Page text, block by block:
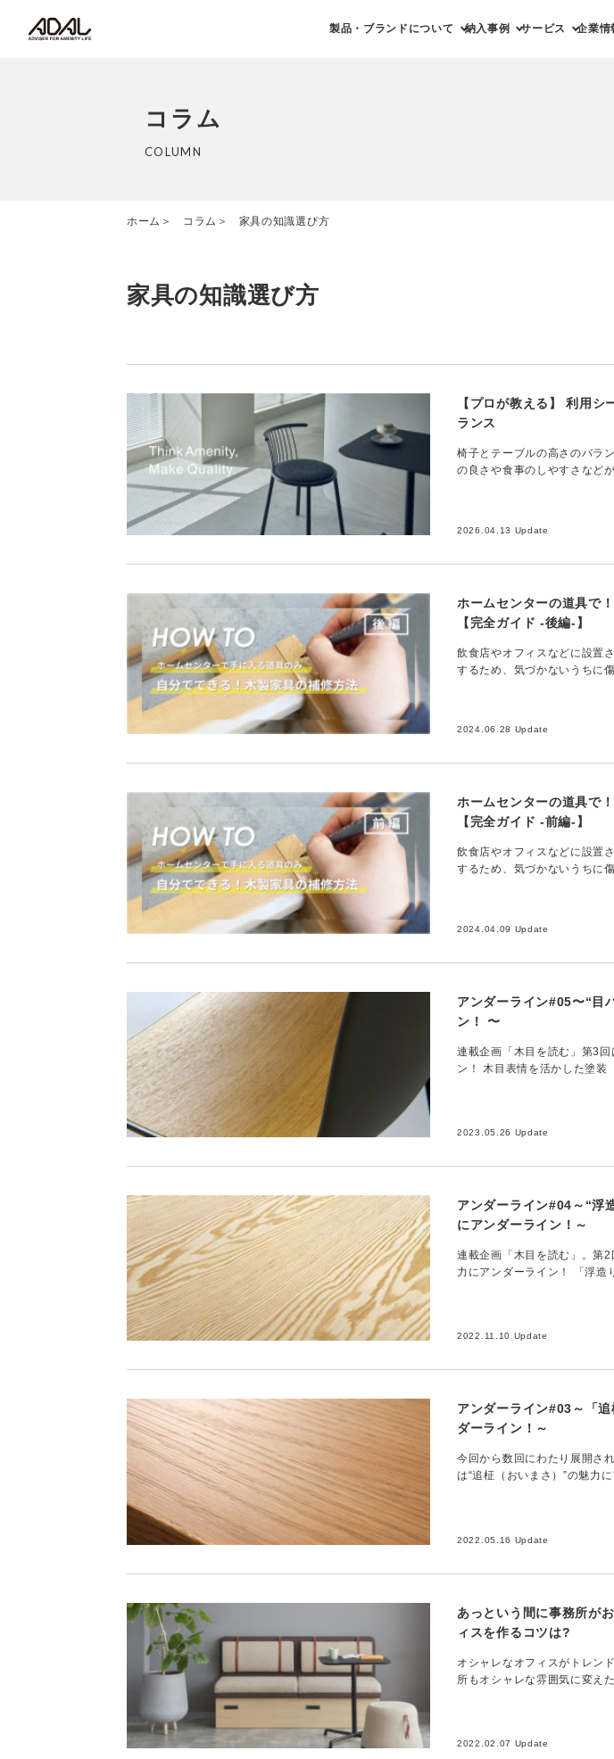
製品・ブランドについて 納入事例 サービス 企業情
コラム
COLUMN
ホーム コラム 家具の知識選び方
家具の知識選び方
【プロが教える】 利用
ランス
椅子とテーブルの高さのバラ
の良さや食事のしやすさなど
2026.04.13 Update
ホームセンターの道具で
【完全ガイド -後編-】
飲食店やオフィスなどに設置
するため、気づかないうちに
2024.06.28 Update
ホームセンターの道具で
【完全ガイド -前編-】
飲食店やオフィスなどに設置
するため、気づかないうちに
2024.04.09 Update
アンダーライン#05〜“目
ン！ 〜
連載企画「木目を読む」第3回
ン！ 木目表情を活かした塗装
2023.05.26 Update
アンダーライン#04～“浮
にアンダーライン！～
連載企画「木目を読む」。第
力にアンダーライン！ 「浮造
2022.11.10 Update
アンダーライン#03～「
ダーライン！～
今回から数回にわたり展開さ
は“追柾（おいまさ）”の魅力
2022.05.16 Update
あっという間に事務所が
ィスを作るコツは?
オシャレなオフィスがトレン
所もオシャレな雰囲気に変え
2022.02.07 Update